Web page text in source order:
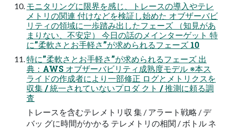
モニタリングに限界を感じ、トレースの導入やテレ
メトリの関連 付けなどを検証し始めた オブザーバビ
リティの領域に一歩踏み出したフェーズ （知見があ
まりない、不安定） 今日の話のメインターゲット 特
に”柔軟さとお手軽さ”が求められるフェーズ 10
特に”柔軟さとお手軽さ”が求められるフェーズ 出
典：AWS オブザーバビリティ成熟度モデル ※本ス
ライドの作成者により一部修正 ログとメトリクスを
収集 / 統一されていないプロダ クト / 推測に頼る調
査
トレースを含むテレメトリ収 集 / アラート戦略 / デ
バッ グに時間がかかる テレメトリの相関 / ボトル ネ